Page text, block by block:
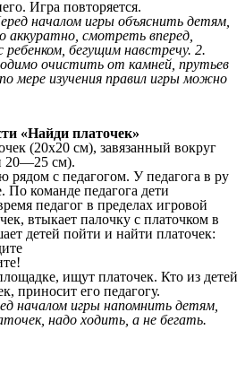
Игра повторяется.
началом игры объяснить детям,
смотреть вперед,
бегущим навстречу. 2.
очистить от камней, прутьев
мере изучения правил игры можно
«Найди платочек»
(20x20 см), завязанный вокруг
20—25 см).
рядом с педагогом. У педагога в ру
По команде педагога дети
педагог в пределах игровой
втыкает палочку с платочком в
детей пойти и найти платочек:
ищут платочек. Кто из детей
приносит его педагогу.
началом игры напомнить детям,
надо ходить, а не бегать.